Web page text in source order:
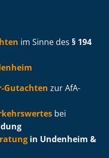
im Sinne des § 194
Gutachten zur AfA-
bei
in Undenheim &